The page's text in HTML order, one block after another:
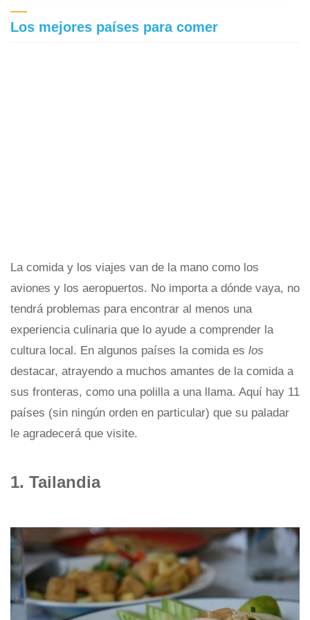
Los mejores países para comer
La comida y los viajes van de la mano como los
aviones y los aeropuertos. No importa a dónde vaya, no
tendrá problemas para encontrar al menos una
experiencia culinaria que lo ayude a comprender la
cultura local. En algunos países la comida es los
destacar, atrayendo a muchos amantes de la comida a
sus fronteras, como una polilla a una llama. Aquí hay 11
países (sin ningún orden en particular) que su paladar
le agradecerá que visite.
1. Tailandia